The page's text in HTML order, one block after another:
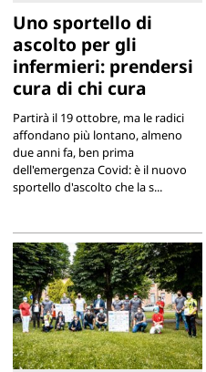
Uno sportello di
ascolto per gli
infermieri: prendersi
cura di chi cura
Partirà il 19 ottobre, ma le radici
affondano più lontano, almeno
due anni fa, ben prima
dell'emergenza Covid: è il nuovo
sportello d'ascolto che la s...